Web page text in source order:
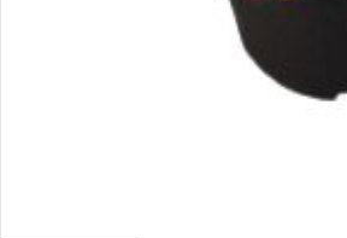
Piedāvājums ābeļdārziem